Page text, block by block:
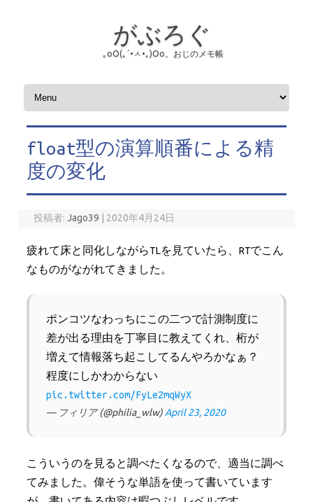
がぶろぐ
｡оО(｡´•ㅅ•｡)Оо。おじのメモ帳
コンテンツへスキップ
float型の演算順番による精
度の変化
投稿者:Jago39 2020年4月24日
疲れて床と同化しながらTLを見ていたら、RTでこん
なものがながれてきました。
ポンコツなわっちにこの二つで計測制度に
差が出る理由を丁寧目に教えてくれ、桁が
増えて情報落ち起こしてるんやろかなぁ？
程度にしかわからない
pic.twitter.com/FyLe2mqWyX
— フィリア (@philia_wlw) April 23, 2020
こういうのを見ると調べたくなるので、適当に調べ
てみました。偉そうな単語を使って書いています